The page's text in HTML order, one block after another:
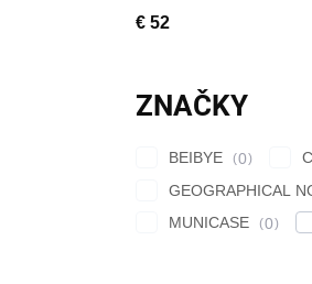
€ 52
ZNAČKY
BEIBYE 0
GEOGRAPHICAL
MUNICASE
0